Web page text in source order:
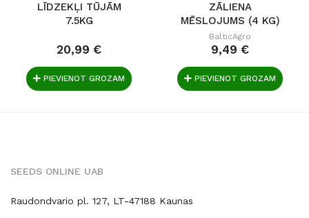
LĪDZEKĻI TŪJĀM
7.5KG
20,99 €
PIEVIENOT GROZAM
ZĀLIENA
MĒSLOJUMS (4 KG)
BalticAgro
9,49 €
PIEVIENOT GROZAM
SEEDS ONLINE UAB
Raudondvario pl. 127, LT-47188 Kaunas